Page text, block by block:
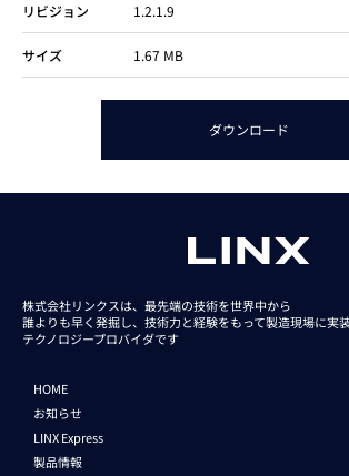
リビジョン 1.2.1.9
サイズ 1.67 MB
ダウンロード
株式会社リンクスは、最先端の技術を世界中から
誰よりも早く発掘し、技術力と経験をもって製造現場に実装
テクノロジープロバイダです
HOME
お知らせ
LINX Express
製品情報